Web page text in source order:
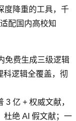
度降重的工具，千
配国内高校知
免费生成三级逻辑
科逻辑全覆盖，彻
3 亿 + 权威文献，
杜绝 AI 假文献；一